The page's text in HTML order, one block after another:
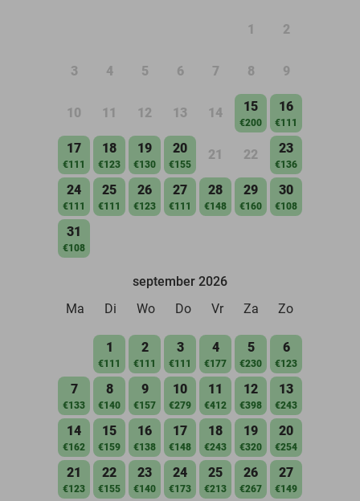
1 2
3 4 5 6 7 8 9
10 11 12 13 14 15
€200
16
€111
17
€111
18
€123
19
€130
20
€155
21 22 23
€136
24
€111
25
€111
26
€123
27
€111
28
€148
29
€160
30
€108
31
€108
september 2026
Ma
Di Wo Do Vr Za Zo
1
€111
2
€111
3
€111
4
€177
5
€230
6
€123
7
€133
8
€140
9
€157
10
€279
11
€412
12
€398
13
€243
14
€162
15
€159
16
€138
17
€148
18
€243
19
€320
20
€254
21
€123
22
€155
23
€140
24
€173
25
€213
26
€267
27
€149